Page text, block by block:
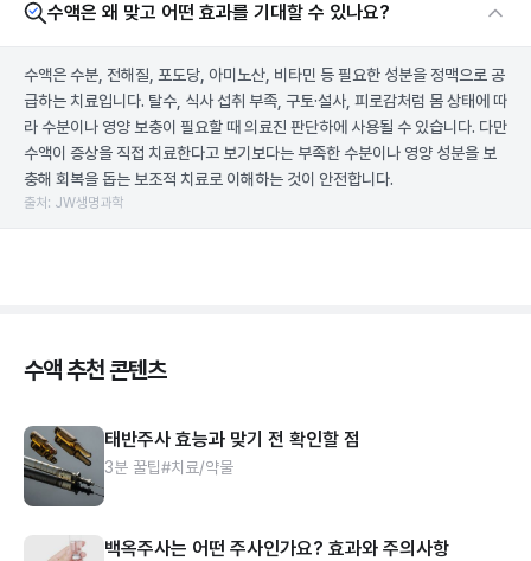
수액은 왜 맞고 어떤 효과를 기대할 수 있나요?
수액은 수분, 전해질, 포도당, 아미노산, 비타민 등 필요한 성분을 정맥으로 공
급하는 치료입니다. 탈수, 식사 섭취 부족, 구토·설사, 피로감처럼 몸 상태에 따
라 수분이나 영양 보충이 필요할 때 의료진 판단하에 사용될 수 있습니다. 다만
수액이 증상을 직접 치료한다고 보기보다는 부족한 수분이나 영양 성분을 보
충해 회복을 돕는 보조적 치료로 이해하는 것이 안전합니다.
출처: JW생명과학
수액 추천 콘텐츠
태반주사 효능과 맞기 전 확인할 점
3분 꿀팁#치료/약물
백옥주사는 어떤 주사인가요? 효과와 주의사항